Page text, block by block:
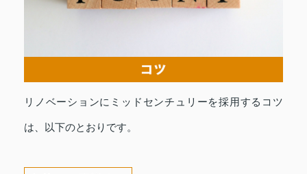
リノベーションにミッドセンチュリーを採用するコツ
は、以下のとおりです。